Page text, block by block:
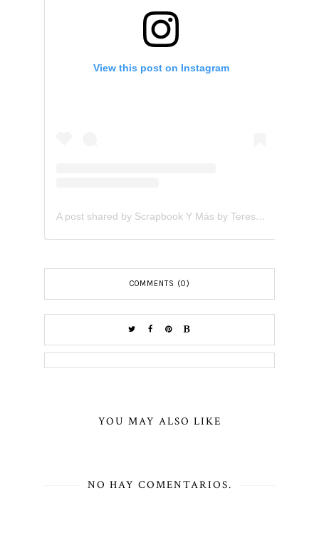
View this post on Instagram
A post shared by Scrapbook Y Más by Teresita Arvelo (@scrapbookymas)
COMMENTS (0)
YOU MAY ALSO LIKE
NO HAY COMENTARIOS.